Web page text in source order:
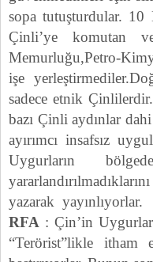
sopa tutuşturdular. 10
Çinli’ye komutan
Memurluğu,Petro-
işe
sadece etnik
bazı Çinli aydınlar
ayırımcı insafsız
Uygurların
yazarak yayınlıyorlar.
RFA : Çin’in
“Terörist”likle